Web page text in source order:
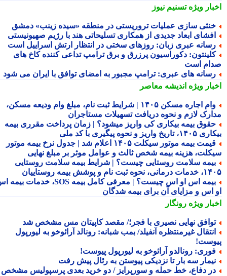
ویژهتسنیم نیوز
سازی عملیات تروریستی در منطقه «سیده زینب» دمشق
ابعاد جدیدی از همکاری تسلیحاتی هند با رژیم صهیونیستی
عبری زبان: روزهای سختی در انتظار ارتش اسراییل است
دکوراسیون پرزرق و برق ترامپ تداعی کننده کاخ های
است
های عبری: ترامپ مجبور به امضای توافق با ایران می شود
ویژهاندیشه معاصر
وام اجاره مسکن ۱۴۰۵ | شرایط ثبت نام، مبلغ وام ودیعه مسکن،
لازم و نحوه دریافت تسهیلات مستاجران
بیمه بیکاری کی واریز میشود؟ | زمان پرداخت مقرری بیمه
واریز و نحوه پیگیری با کد ملی
قیمت بیمه موتور سیکلت ۱۴۰۵ اعلام شد | جدول نرخ بیمه موتور
هزینه بیمه شخص ثالث و عوامل موثر بر مبلغ نهایی
سلامت روستایی چیست؟ | شرایط بیمه سلامت روستایی
نام و پوشش بیمه روستاییان
بیمه اس او اس چیست؟ | معرفی کامل بیمه SOS، خدمات بیمه اس
اس و مزایای آن برای بیمه شدگان
ویژهرونگار
نهایی نصیری با فجر؛/ مقصد کاپیتان مس مشخص شد
غیرمنتظره آنفیلد/ بمب شبانه: رونالد آرائوخو به لیورپول
رونالدو آرائوخو به لیورپول پیوست!
سه بار تا نزدیکی پیوستن به رئال پیش رفت
دفاع، خط حمله و سورپرایز / دو خرید بعدی پرسپولیس مشخص